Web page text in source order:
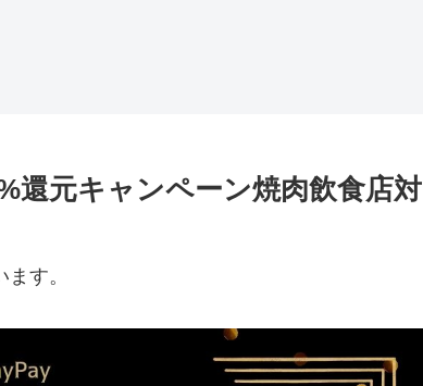
還元キャンペーン焼肉飲食店対
す。